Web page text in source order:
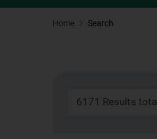
Home Search
6171 Results total